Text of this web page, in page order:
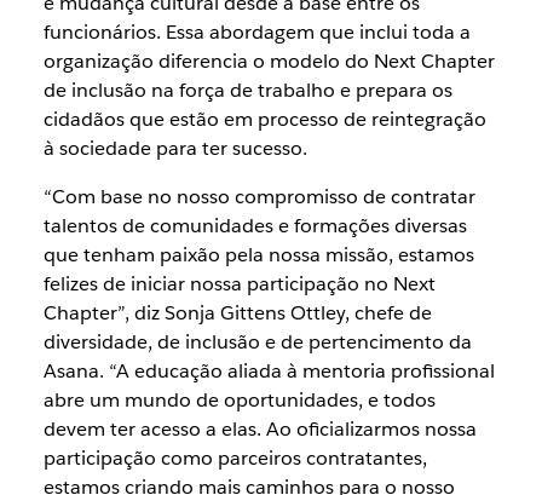
funcionários. Essa abordagem que inclui toda a
organização diferencia o modelo do Next Chapter
de inclusão na força de trabalho e prepara os
cidadãos que estão em processo de reintegração
à sociedade para ter sucesso.
“Com base no nosso compromisso de contratar
talentos de comunidades e formações diversas
que tenham paixão pela nossa missão, estamos
felizes de iniciar nossa participação no Next
Chapter”, diz Sonja Gittens Ottley, chefe de
diversidade, de inclusão e de pertencimento da
Asana. “A educação aliada à mentoria profissional
abre um mundo de oportunidades, e todos
devem ter acesso a elas. Ao oficializarmos nossa
participação como parceiros contratantes,
estamos criando mais caminhos para o nosso